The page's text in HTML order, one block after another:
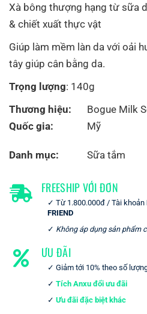
Xà bông thượng hạng từ sữa
& chiết xuất thực vật
Giúp làm mềm làn da với oải
tây giúp cân bằng da.
Trọng lượng: 140g
Thương hiệu:
Bogue Milk
Quốc gia:
Mỹ
Danh mục: Sữa tắm
FREESHIP VỚI ĐƠN
Từ 1.800.000đ / Tài khoản
FRIEND
Không áp dụng sản phẩm
ƯU ĐÃI
Giảm tới 10% theo số
Tích Anxu đổi ưu đãi
Ưu đãi đặc biệt khác